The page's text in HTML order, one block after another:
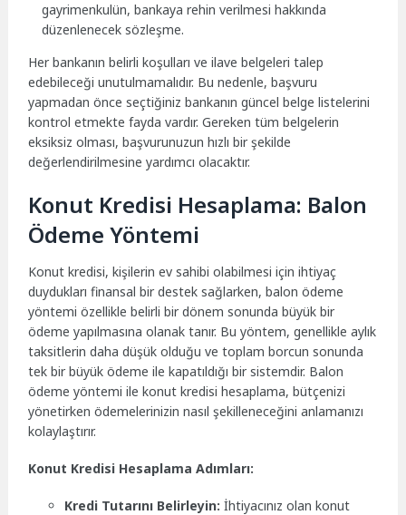
gayrimenkulün, bankaya rehin verilmesi hakkında
düzenlenecek sözleşme.
Her bankanın belirli koşulları ve ilave belgeleri talep
edebileceği unutulmamalıdır. Bu nedenle, başvuru
yapmadan önce seçtiğiniz bankanın güncel belge listelerini
kontrol etmekte fayda vardır. Gereken tüm belgelerin
eksiksiz olması, başvurunuzun hızlı bir şekilde
değerlendirilmesine yardımcı olacaktır.
Konut Kredisi Hesaplama: Balon
Ödeme Yöntemi
Konut kredisi, kişilerin ev sahibi olabilmesi için ihtiyaç
duydukları finansal bir destek sağlarken, balon ödeme
yöntemi özellikle belirli bir dönem sonunda büyük bir
ödeme yapılmasına olanak tanır. Bu yöntem, genellikle aylık
taksitlerin daha düşük olduğu ve toplam borcun sonunda
tek bir büyük ödeme ile kapatıldığı bir sistemdir. Balon
ödeme yöntemi ile konut kredisi hesaplama, bütçenizi
yönetirken ödemelerinizin nasıl şekilleneceğini anlamanızı
kolaylaştırır.
Konut Kredisi Hesaplama Adımları:
Kredi Tutarını Belirleyin: İhtiyacınız olan konut